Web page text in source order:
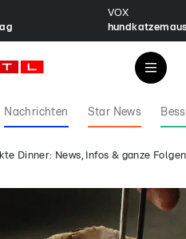
VOX
Nachrichten Star News
Dinner: News, Infos & ganze